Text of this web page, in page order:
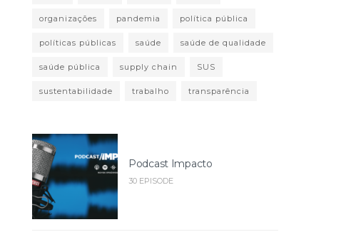
organizações pandemia política pública
políticas públicas saúde saúde de qualidade
saúde pública supply chain SUS
sustentabilidade trabalho transparência
Podcast Impacto
30 EPISODE